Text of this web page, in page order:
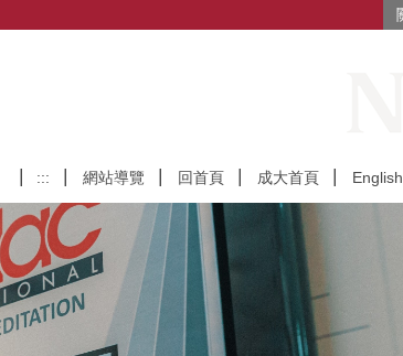
:::
網站導覽 回首頁 成大首頁 English